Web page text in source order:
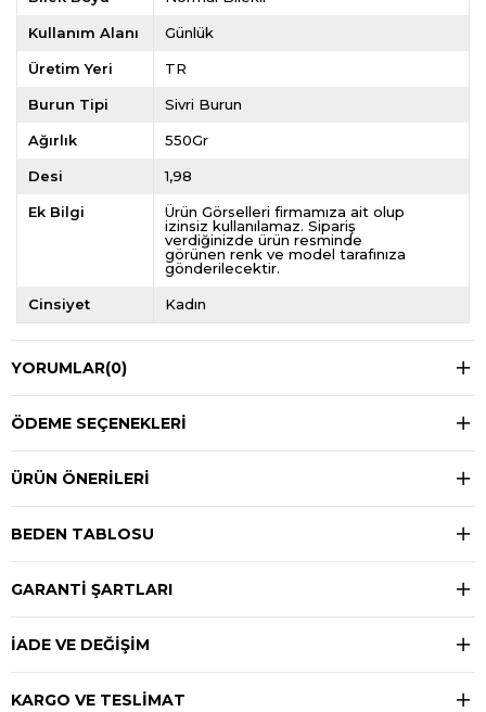
Kullanım Alanı Günlük
Üretim Yeri TR
Burun Tipi Sivri Burun
Ağırlık 550Gr
Desi 1,98
Ek Bilgi
Ürün Görselleri firmamıza ait olup
izinsiz kullanılamaz. Sipariş
verdiğinizde ürün resminde
görünen renk ve model tarafınıza
gönderilecektir.
Cinsiyet Kadın
YORUMLAR(0)
ÖDEME SEÇENEKLERI
ÜRÜN ÖNERILERI
BEDEN TABLOSU
GARANTİ ŞARTLARI
İADE VE DEĞİŞİM
KARGO VE TESLİMAT